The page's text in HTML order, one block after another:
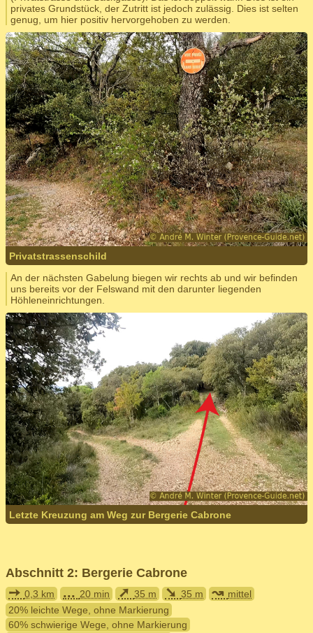
privates Grundstück, der Zutritt ist jedoch zulässig. Dies ist selten
genug, um hier positiv hervorgehoben zu werden.
Privatstrassenschild
An der nächsten Gabelung biegen wir rechts ab und wir befinden
uns bereits vor der Felswand mit den darunter liegenden
Höhleneinrichtungen.
Letzte Kreuzung am Weg zur Bergerie Cabrone
Abschnitt 2: Bergerie Cabrone
➙ 0,3 km ... 20 min ➚ 35 m ➘ 35 m ↝ mittel
20% leichte Wege, ohne Markierung
60% schwierige Wege, ohne Markierung